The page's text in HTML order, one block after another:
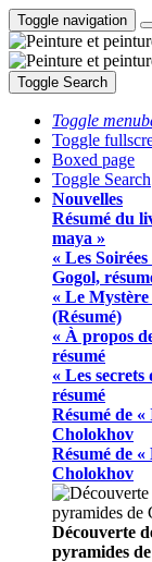
Toggle navigation
Toggle Search
Toggle
Toggle
Boxed page
Toggle Search
Nouvelles
Résumé du
maya »
« Les
Gogol,
« Le
(Résumé)
« À propos
résumé
« Les
résumé
Résumé de
Cholokhov
Résumé de
Cholokhov
Découverte
pyramides